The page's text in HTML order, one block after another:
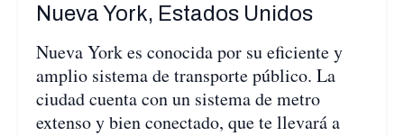
Nueva York, Estados Unidos
Nueva York es conocida por su eficiente y
amplio sistema de transporte público. La
ciudad cuenta con un sistema de metro
extenso y bien conectado, que te llevará a